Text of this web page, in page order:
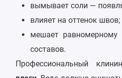
вымывает соли —
влияет на оттенок швов;
мешает равномерному
составов.
Профессиональный